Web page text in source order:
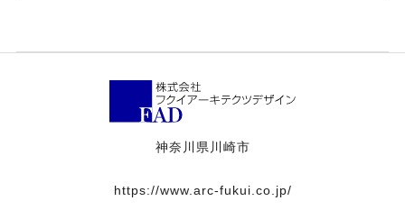
神奈川県川崎市
https://www.arc-fukui.co.jp/